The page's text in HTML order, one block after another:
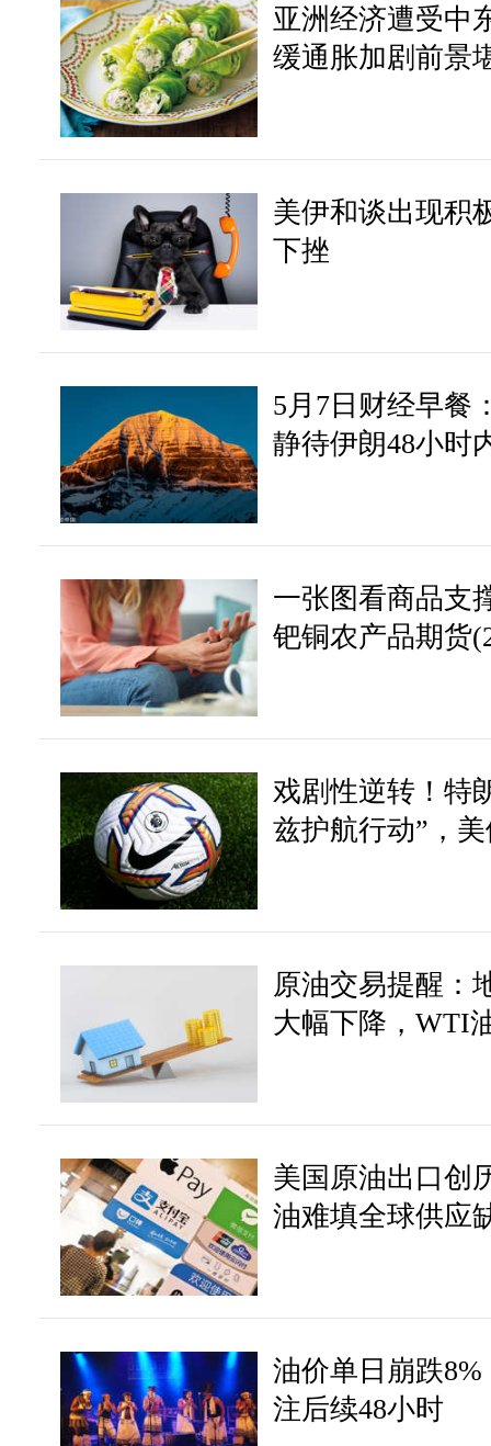
亚洲经济遭受中
缓通胀加剧前景
美伊和谈出现积
下挫
5月7日财经早餐
静待伊朗48小时
一张图看商品支
钯铜农产品期货
戏剧性逆转！特
兹护航行动”，
原油交易提醒：
大幅下降，WTI
美国原油出口创
油难填全球供应
油价单日崩跌
注后续48小时